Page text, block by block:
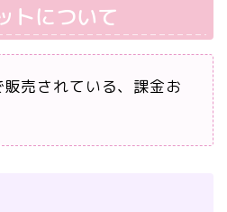
トについて
売されている、課金お